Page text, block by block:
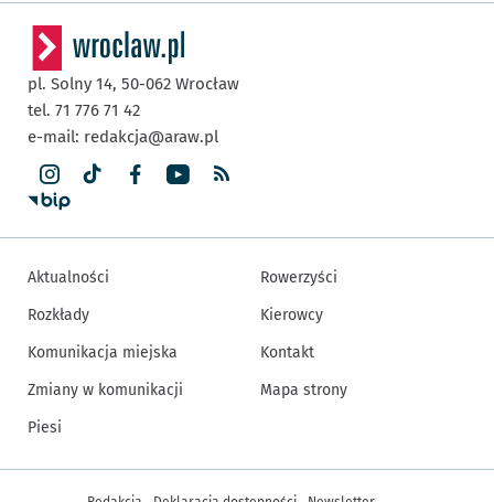
pl. Solny 14, 50-062 Wrocław
tel. 71 776 71 42
e-mail: redakcja@araw.pl
Aktualności
Rozkłady
Komunikacja miejska
Zmiany w komunikacji
Piesi
Rowerzyści
Kierowcy
Kontakt
Mapa strony
Inne informacje